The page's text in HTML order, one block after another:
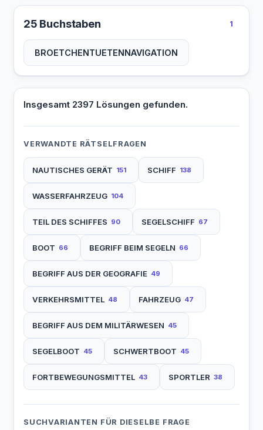
WASCHBORD WASSERHOL
WEGFIEREN WINDSEGEL
YARDSTICK YOUNGSTER
ZUTOERNEN
WIPPSTEERT
YAWLJIGGER ZERSTOERER
ZWEIMASTER
ZEITZEICHEN ZOLLSTANDER
25 Buchstaben 1
BROETCHENTUETENNAVIGATION
Insgesamt 2397 Lösungen gefunden.
VERWANDTE RÄTSELFRAGEN
NAUTISCHES GERÄT 151 SCHIFF 138
WASSERFAHRZEUG 104
TEIL DES SCHIFFES 90 SEGELSCHIFF 67
BOOT 66 BEGRIFF BEIM SEGELN 66
BEGRIFF AUS DER GEOGRAFIE 49
VERKEHRSMITTEL 48 FAHRZEUG 47
BEGRIFF AUS DEM MILITÄRWESEN 45
SEGELBOOT 45 SCHWERTBOOT 45
FORTBEWEGUNGSMITTEL 43 SPORTLER 38
SUCHVARIANTEN FÜR DIESELBE FRAGE